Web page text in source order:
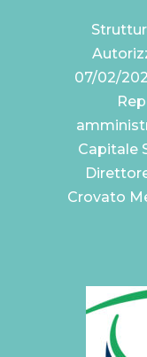
07/02/
Capitale
Crovato